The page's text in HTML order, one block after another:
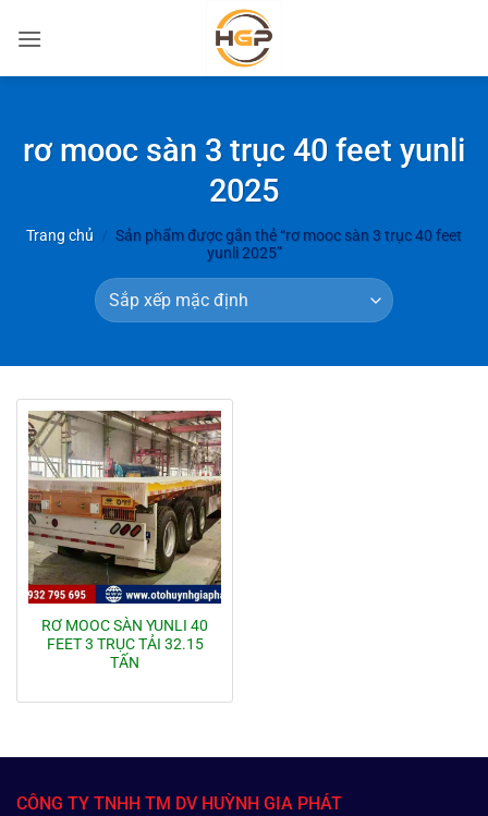
qua
rơ mooc sàn 3 trục 40 feet yunli
2025
Trang chủ / Sản phẩm được gắn thẻ “rơ mooc sàn 3 trục 40 feet
yunli 2025”
RƠ MOOC SÀN YUNLI 40
FEET 3 TRỤC TẢI 32.15
TẤN
CÔNG TY TNHH TM DV HUỲNH GIA PHÁT